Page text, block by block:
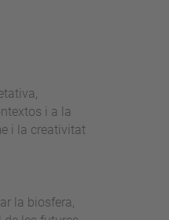
i a la
i la creativitat
la biosfera,